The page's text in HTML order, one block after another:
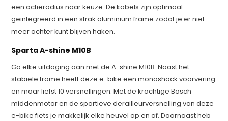
een actieradius naar keuze. De kabels zijn optimaal
geïntegreerd in een strak aluminium frame zodat je er niet
meer achter kunt blijven haken.
Sparta A-shine M10B
Ga elke uitdaging aan met de A-shine M10B. Naast het
stabiele frame heeft deze e-bike een monoshock voorvering
en maar liefst 10 versnellingen. Met de krachtige Bosch
middenmotor en de sportieve derailleurversnelling van deze
e-bike fiets je makkelijk elke heuvel op en af. Daarnaast heb